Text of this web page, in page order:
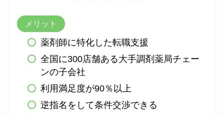
メリット
薬剤師に特化した転職支援
全国に300店舗ある大手調剤薬局チェー
ンの子会社
利用満足度が90％以上
逆指名をして条件交渉できる